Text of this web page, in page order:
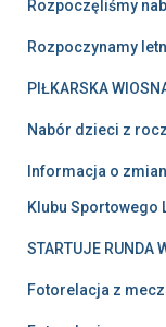
Rozpoczęliśmy
Rozpoczynamy
PIŁKARSKA
Nabór dzieci z
Informacja o
Klubu Sportowego
STARTUJE RUNDA
Fotorelacja z